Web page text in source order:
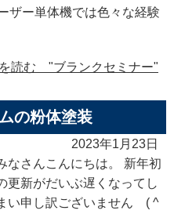
ザー単体機では色々な経験
読む "ブランクセミナー"
の粉体塗装
2023年1月23日
なさんこんにちは。 新年初
更新がだいぶ遅くなってし
い申し訳ございません ( ^